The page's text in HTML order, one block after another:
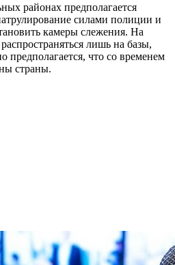
районах предполагается
силами полиции и
камеры слежения. На
лишь на базы,
предполагается, что со временем
страны.